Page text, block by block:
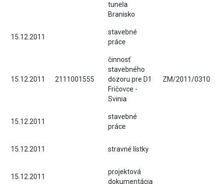
tunela
Branisko
15.12.2011
stavebné
práce
15.12.2011 2111001555
činnosť
stavebného
dozoru pre D1
Fričovce -
Svinia
ZM/2011/0310
15.12.2011
stavebné
práce
15.12.2011 stravné lístky
15.12.2011
projektová
dokumentácia